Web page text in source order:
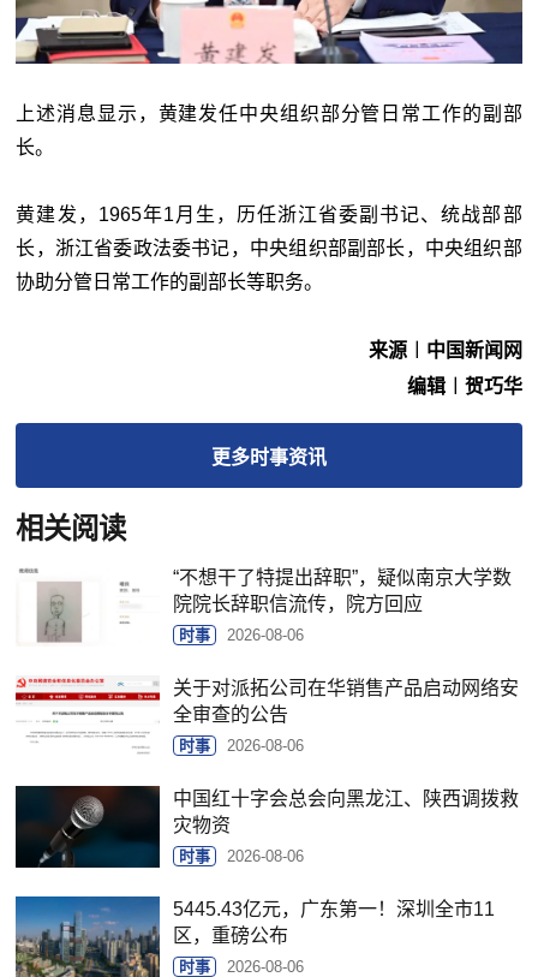
上述消息显示，黄建发任中央组织部分管日常工作的副部
长。
黄建发，1965年1月生，历任浙江省委副书记、统战部部
长，浙江省委政法委书记，中央组织部副部长，中央组织部
协助分管日常工作的副部长等职务。
来源︱中国新闻网
编辑︱贺巧华
更多时事资讯
相关阅读
“不想干了特提出辞职”，疑似南京大学数
院院长辞职信流传，院方回应
时事 2026-08-06
关于对派拓公司在华销售产品启动网络安
全审查的公告
时事 2026-08-06
中国红十字会总会向黑龙江、陕西调拨救
灾物资
时事 2026-08-06
5445.43亿元，广东第一！深圳全市11
区，重磅公布
时事 2026-08-06